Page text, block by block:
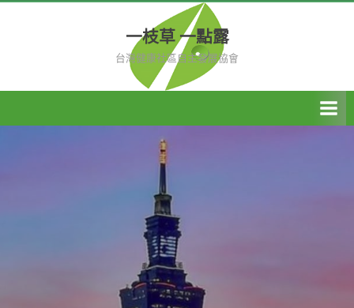
一枝草 一點露
台灣健康社區自主發展協會